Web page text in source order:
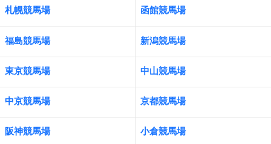
札幌競馬場 函館競馬場
福島競馬場 新潟競馬場
東京競馬場 中山競馬場
中京競馬場 京都競馬場
阪神競馬場 小倉競馬場